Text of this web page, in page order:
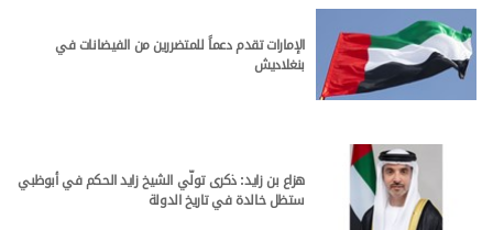
الإمارات تقدم دعماً للمتضررين من الفيضانات في
بنغلاديش
هزاع بن زايد: ذكرى تولّي الشيخ زايد الحكم في أبوظبي
ستظل خالدة في تاريخ الدولة